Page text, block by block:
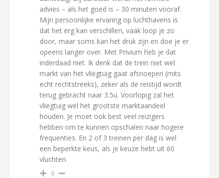
advies – als het goed is – 30 minuten vooraf.
Mijn persoonlijke ervaring op luchthavens is
dat het erg kan verschillen, vaak loop je zo
door, maar soms kan het druk zijn en doe je er
opeens langer over. Met Privium heb je dat
inderdaad niet. Ik denk dat de trein niet wel
markt van het vliegtuig gaat afsnoepen (mits
echt rechtstreeks), zeker als de reistijd wordt
terug gebracht naar 3.5u. Voorlopig zal het
vliegtuig wel het grootste marktaandeel
houden. Je moet ook best veel reizigers
hebben om te kunnen opschalen naar hogere
frequenties. En 2 of 3 treinen per dag is wel
een beperkte keus, als je keuze hebt uit 60
vluchten.
0